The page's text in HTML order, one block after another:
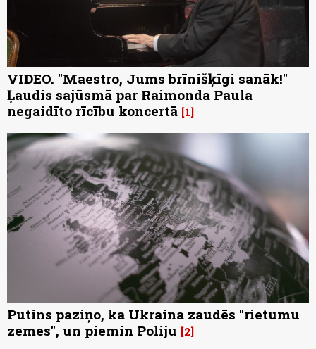
VIDEO. "Maestro, Jums brīnišķīgi sanāk!"
Ļaudis sajūsmā par Raimonda Paula
negaidīto rīcību koncertā 1
Putins paziņo, ka Ukraina zaudēs "rietumu
zemes", un piemin Poliju 2